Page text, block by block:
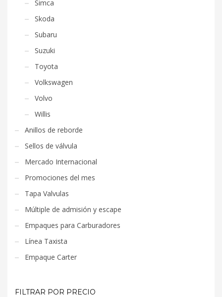
Simca
Skoda
Subaru
Suzuki
Toyota
Volkswagen
Volvo
Willis
Anillos de reborde
Sellos de válvula
Mercado Internacional
Promociones del mes
Tapa Valvulas
Múltiple de admisión y escape
Empaques para Carburadores
Línea Taxista
Empaque Carter
FILTRAR POR PRECIO